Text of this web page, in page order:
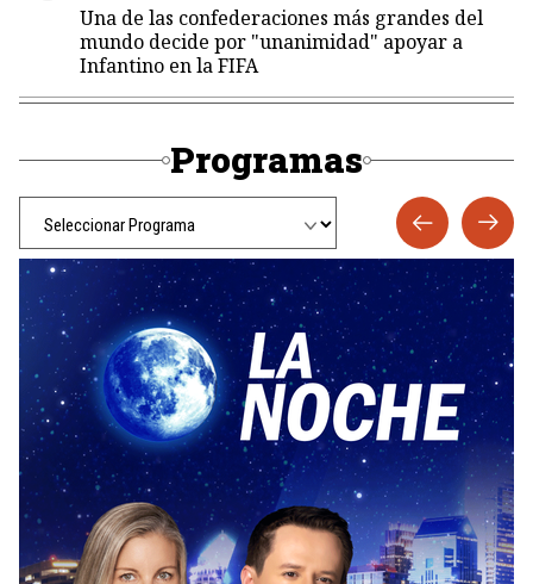
Una de las confederaciones más grandes del
mundo decide por "unanimidad" apoyar a
Infantino en la FIFA
Programas